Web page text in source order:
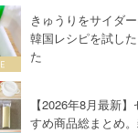
きゅうりをサイダ
韓国レシピを試し
た
【2026年8月最新
すめ商品総まとめ